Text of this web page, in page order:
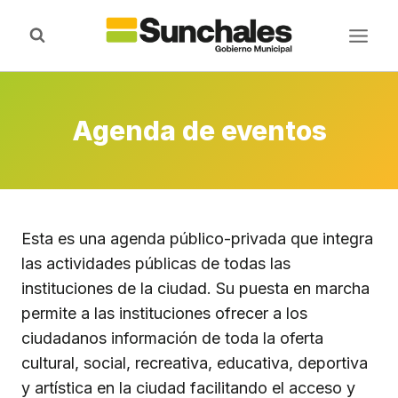
Agenda de eventos
Esta es una agenda público-privada que integra
las actividades públicas de todas las
instituciones de la ciudad. Su puesta en marcha
permite a las instituciones ofrecer a los
ciudadanos información de toda la oferta
cultural, social, recreativa, educativa, deportiva
y artística en la ciudad facilitando el acceso y